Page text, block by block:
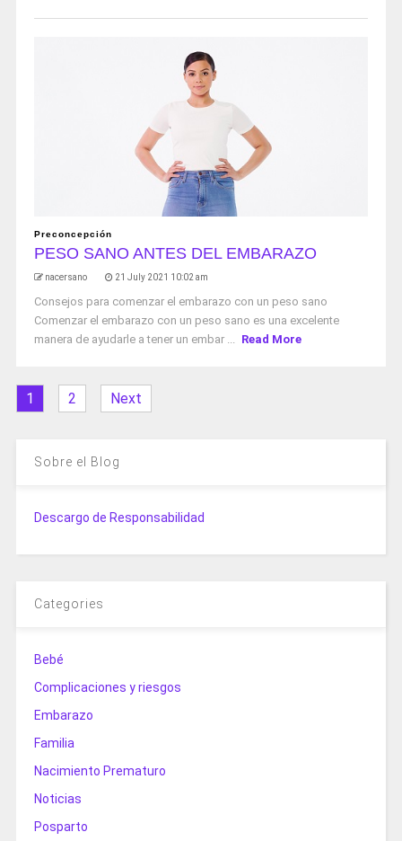
Preconcepción
PESO SANO ANTES DEL EMBARAZO
nacersano 21 July 2021 10:02 am
Consejos para comenzar el embarazo con un peso sano
Comenzar el embarazo con un peso sano es una excelente
manera de ayudarle a tener un embar ... Read More
1 2 Next
Sobre el Blog
Descargo de Responsabilidad
Categories
Bebé
Complicaciones y riesgos
Embarazo
Familia
Nacimiento Prematuro
Noticias
Posparto